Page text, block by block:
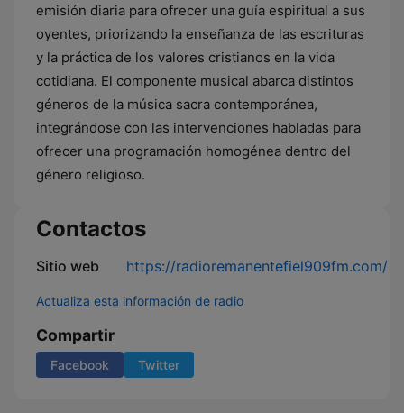
emisión diaria para ofrecer una guía espiritual a sus
oyentes, priorizando la enseñanza de las escrituras
y la práctica de los valores cristianos en la vida
cotidiana. El componente musical abarca distintos
géneros de la música sacra contemporánea,
integrándose con las intervenciones habladas para
ofrecer una programación homogénea dentro del
género religioso.
Contactos
Sitio web https://radioremanentefiel909fm.com/
Actualiza esta información de radio
Compartir
Facebook Twitter